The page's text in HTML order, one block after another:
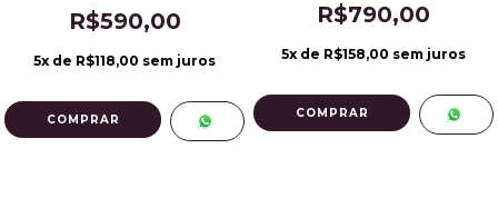
R$590,00
5x de R$118,00 sem juros
R$790,00
5x de R$158,00 sem juros